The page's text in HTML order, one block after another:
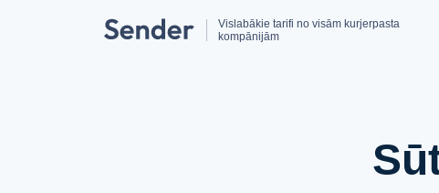
Vislabākie tarifi no visām kurjerpasta
kompānijām